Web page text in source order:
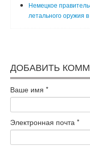
Немецкое
летального оружия
ДОБАВИТЬ
Ваше имя *
Электронная почта *